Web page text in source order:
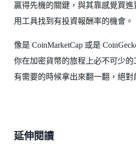
贏得先機的關鍵，與其靠感覺買
用工具找到有投資報酬率的機會。
像是 CoinMarketCap 或是
你在加密貨幣的旅程上必不可少
有需要的時候拿出來翻一翻，絕
延伸閱讀